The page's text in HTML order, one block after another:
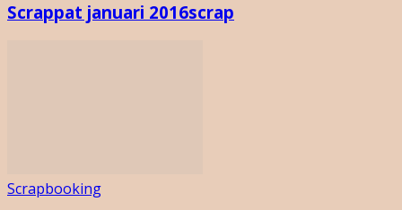
Scrappat januari 2016scrap
Scrapbooking